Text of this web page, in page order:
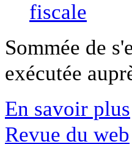
Sommée de
exécutée
En savoir plus
Revue du web